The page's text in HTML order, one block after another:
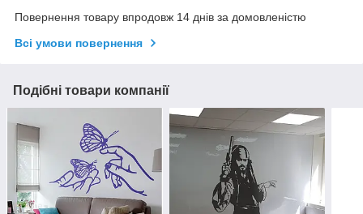
Повернення товару впродовж 14 днів за домовленістю
Всі умови повернення
Подібні товари компанії